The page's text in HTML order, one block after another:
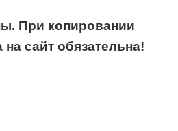
При копировании
сайт обязательна!